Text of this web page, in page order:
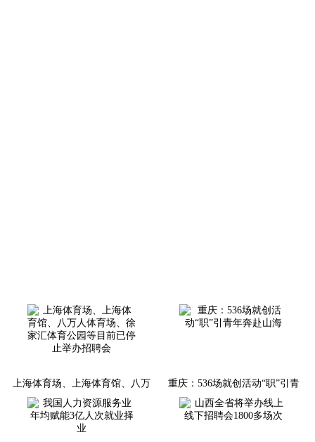
上海体育场、上海体育馆、八万
人体育场、徐家汇体育公园等目
前已停止举办招聘会
重庆：536场就创活动“职”引青
年奔赴山海